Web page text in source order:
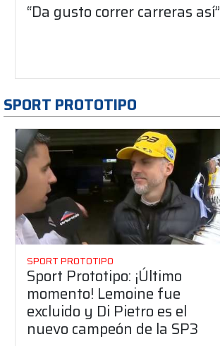
“Da gusto correr carreras así”
SPORT PROTOTIPO
SPORT PROTOTIPO
Sport Prototipo: ¡Último
momento! Lemoine fue
excluido y Di Pietro es el
nuevo campeón de la SP3